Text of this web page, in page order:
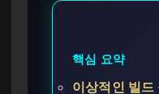
핵심 요약
이상적인 빌드